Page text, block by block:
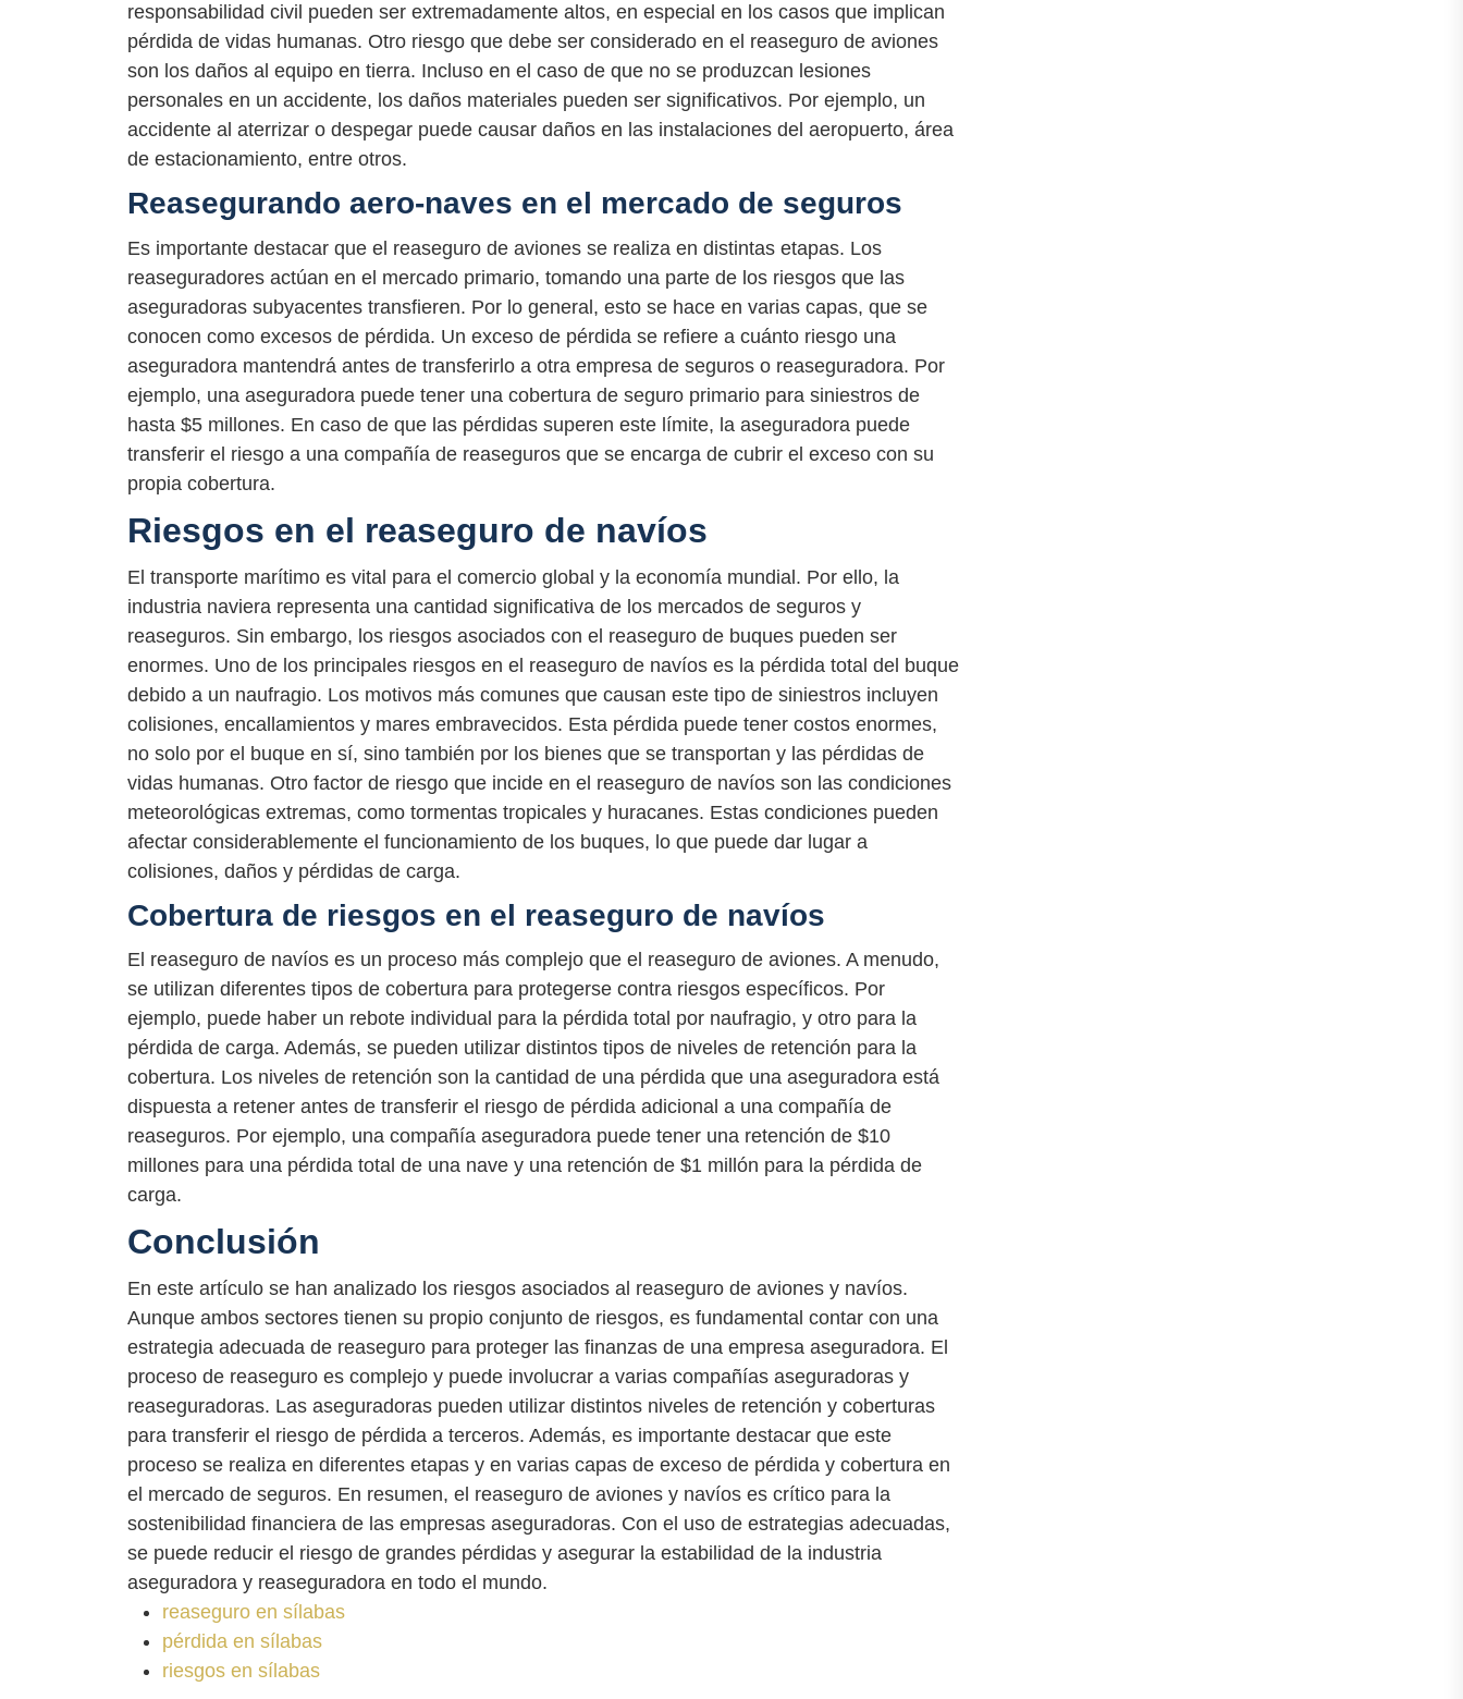
responsabilidad civil pueden ser extremadamente altos, en especial en los casos que implican
pérdida de vidas humanas. Otro riesgo que debe ser considerado en el reaseguro de aviones
son los daños al equipo en tierra. Incluso en el caso de que no se produzcan lesiones
personales en un accidente, los daños materiales pueden ser significativos. Por ejemplo, un
accidente al aterrizar o despegar puede causar daños en las instalaciones del aeropuerto, área
de estacionamiento, entre otros.
Reasegurando aero-naves en el mercado de seguros
Es importante destacar que el reaseguro de aviones se realiza en distintas etapas. Los
reaseguradores actúan en el mercado primario, tomando una parte de los riesgos que las
aseguradoras subyacentes transfieren. Por lo general, esto se hace en varias capas, que se
conocen como excesos de pérdida. Un exceso de pérdida se refiere a cuánto riesgo una
aseguradora mantendrá antes de transferirlo a otra empresa de seguros o reaseguradora. Por
ejemplo, una aseguradora puede tener una cobertura de seguro primario para siniestros de
hasta $5 millones. En caso de que las pérdidas superen este límite, la aseguradora puede
transferir el riesgo a una compañía de reaseguros que se encarga de cubrir el exceso con su
propia cobertura.
Riesgos en el reaseguro de navíos
El transporte marítimo es vital para el comercio global y la economía mundial. Por ello, la
industria naviera representa una cantidad significativa de los mercados de seguros y
reaseguros. Sin embargo, los riesgos asociados con el reaseguro de buques pueden ser
enormes. Uno de los principales riesgos en el reaseguro de navíos es la pérdida total del buque
debido a un naufragio. Los motivos más comunes que causan este tipo de siniestros incluyen
colisiones, encallamientos y mares embravecidos. Esta pérdida puede tener costos enormes,
no solo por el buque en sí, sino también por los bienes que se transportan y las pérdidas de
vidas humanas. Otro factor de riesgo que incide en el reaseguro de navíos son las condiciones
meteorológicas extremas, como tormentas tropicales y huracanes. Estas condiciones pueden
afectar considerablemente el funcionamiento de los buques, lo que puede dar lugar a
colisiones, daños y pérdidas de carga.
Cobertura de riesgos en el reaseguro de navíos
El reaseguro de navíos es un proceso más complejo que el reaseguro de aviones. A menudo,
se utilizan diferentes tipos de cobertura para protegerse contra riesgos específicos. Por
ejemplo, puede haber un rebote individual para la pérdida total por naufragio, y otro para la
pérdida de carga. Además, se pueden utilizar distintos tipos de niveles de retención para la
cobertura. Los niveles de retención son la cantidad de una pérdida que una aseguradora está
dispuesta a retener antes de transferir el riesgo de pérdida adicional a una compañía de
reaseguros. Por ejemplo, una compañía aseguradora puede tener una retención de $10
millones para una pérdida total de una nave y una retención de $1 millón para la pérdida de
carga.
Conclusión
En este artículo se han analizado los riesgos asociados al reaseguro de aviones y navíos.
Aunque ambos sectores tienen su propio conjunto de riesgos, es fundamental contar con una
estrategia adecuada de reaseguro para proteger las finanzas de una empresa aseguradora. El
proceso de reaseguro es complejo y puede involucrar a varias compañías aseguradoras y
reaseguradoras. Las aseguradoras pueden utilizar distintos niveles de retención y coberturas
para transferir el riesgo de pérdida a terceros. Además, es importante destacar que este
proceso se realiza en diferentes etapas y en varias capas de exceso de pérdida y cobertura en
el mercado de seguros. En resumen, el reaseguro de aviones y navíos es crítico para la
sostenibilidad financiera de las empresas aseguradoras. Con el uso de estrategias adecuadas,
se puede reducir el riesgo de grandes pérdidas y asegurar la estabilidad de la industria
aseguradora y reaseguradora en todo el mundo.
reaseguro en sílabas
pérdida en sílabas
riesgos en sílabas